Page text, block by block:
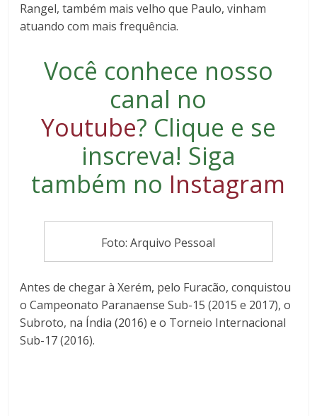
Rangel, também mais velho que Paulo, vinham
atuando com mais frequência.
Você conhece nosso
canal no
Youtube? Clique e se
inscreva! Siga
também no Instagram
Foto: Arquivo Pessoal
Antes de chegar à Xerém, pelo Furacão, conquistou
o Campeonato Paranaense Sub-15 (2015 e 2017), o
Subroto, na Índia (2016) e o Torneio Internacional
Sub-17 (2016).